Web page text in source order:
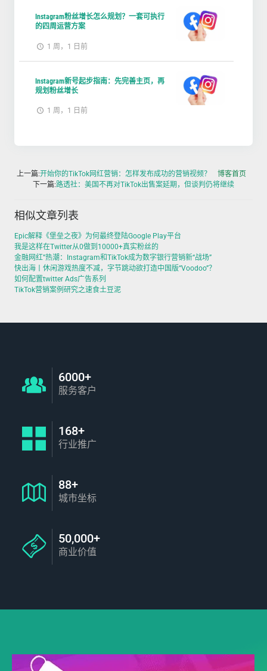
Instagram粉丝增长怎么规划？一套可执行
的四周运营方案
1 周，1 日前
Instagram新号起步指南：先完善主页，再
规划粉丝增长
1 周，1 日前
上一篇:开始你的TikTok网红营销：怎样发布成功的营销视频？
博客首页
下一篇:路透社：美国不再对TikTok出售案延期，但谈判仍将继续
相似文章列表
Epic解释《堡垒之夜》为何最终登陆Google Play平台
我是这样在Twitter从0做到10000+真实粉丝的
金融网红”热潮：Instagram和TikTok成为数字银行营销新“战场”
快出海丨休闲游戏热度不减，字节跳动欲打造中国版“Voodoo”？
如何配置twitter Ads广告系列
TikTok营销案例研究之速食土豆泥
6000+
服务客户
168+
行业推广
88+
城市坐标
50,000+
商业价值